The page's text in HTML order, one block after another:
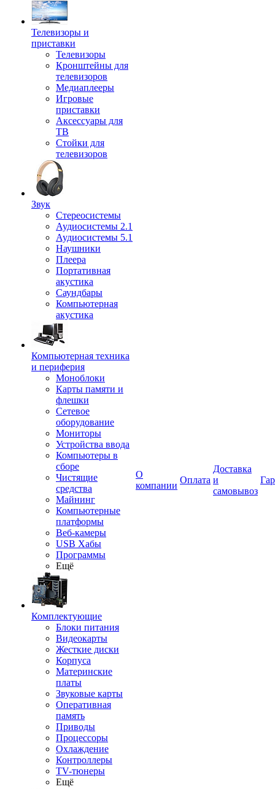
Телевизоры и
приставки
Телевизоры
Кронштейны для
телевизоров
Медиаплееры
Игровые
приставки
Аксессуары для
ТВ
Стойки для
телевизоров
Звук
Стереосистемы
Аудиосистемы 2.1
Аудиосистемы 5.1
Наушники
Плеера
Портативная
акустика
Саундбары
Компьютерная
акустика
Компьютерная техника
и периферия
Моноблоки
Карты памяти и
флешки
Сетевое
оборудование
Мониторы
Устройства ввода
Компьютеры в
сборе
Чистящие
средства
Майнинг
Компьютерные
платформы
Веб-камеры
USB Хабы
Программы
Ещё
Комплектующие
Блоки питания
Видеокарты
Жесткие диски
Корпуса
Материнские
платы
Звуковые карты
Оперативная
память
Приводы
Процессоры
Охлаждение
Контроллеры
TV-тюнеры
Ещё
О
компании
Оплата
Доставка
и
самовывоз